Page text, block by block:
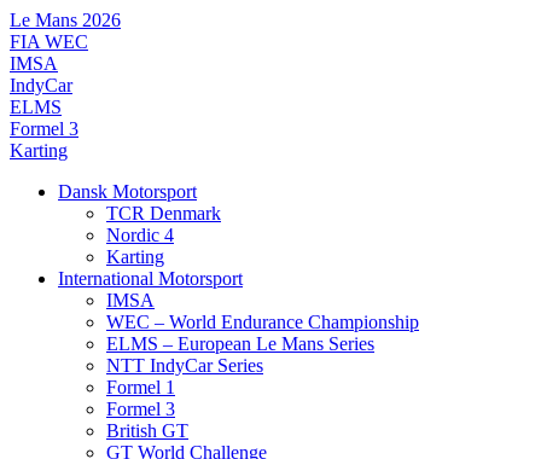
Videre
til
indhold
Le Mans 2026
FIA WEC
IMSA
IndyCar
ELMS
Formel 3
Karting
Dansk Motorsport
TCR Denmark
Nordic 4
Karting
International Motorsport
IMSA
WEC – World Endurance Championship
ELMS – European Le Mans Series
NTT IndyCar Series
Formel 1
Formel 3
British GT
GT World Challenge